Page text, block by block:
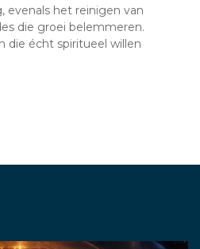
evenals het reinigen van
die groei belemmeren.
die écht spiritueel willen